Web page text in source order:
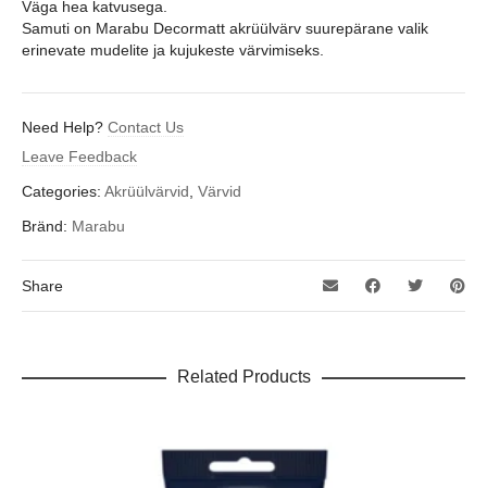
Väga hea katvusega.
Samuti on Marabu Decormatt akrüülvärv suurepärane valik
erinevate mudelite ja kujukeste värvimiseks.
Need Help? Contact Us
Leave Feedback
Categories: Akrüülvärvid, Värvid
Bränd: Marabu
Share
Related Products